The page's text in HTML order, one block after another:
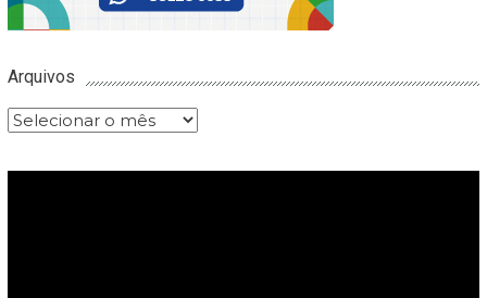
Arquivos
Arquivos